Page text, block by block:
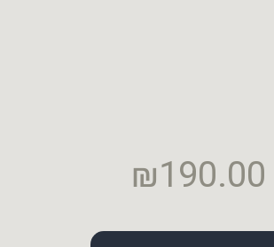
₪190.00